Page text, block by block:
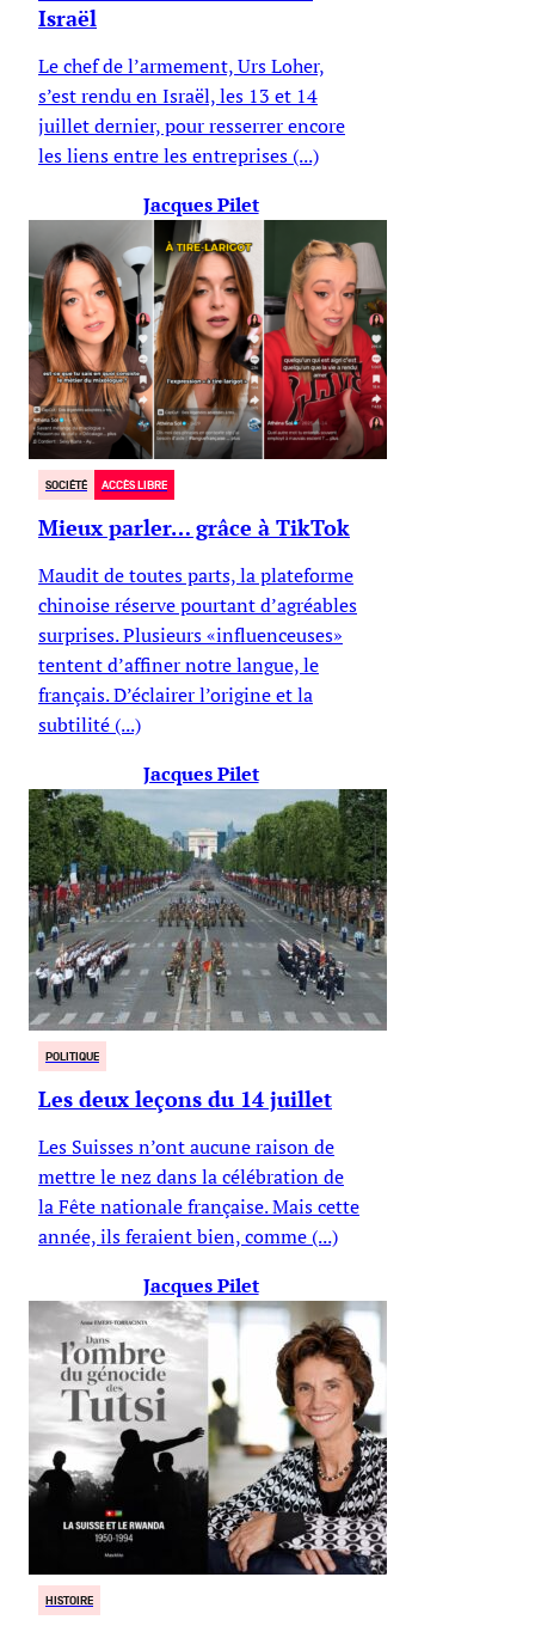
Israël
Le chef de l’armement, Urs Loher,
s’est rendu en Israël, les 13 et 14
juillet dernier, pour resserrer encore
les liens entre les entreprises (...)
Jacques Pilet
SOCIÉTÉ ACCÈS LIBRE
Mieux parler… grâce à TikTok
Maudit de toutes parts, la plateforme
chinoise réserve pourtant d’agréables
surprises. Plusieurs «influenceuses»
tentent d’affiner notre langue, le
français. D’éclairer l’origine et la
subtilité (...)
Jacques Pilet
POLITIQUE
Les deux leçons du 14 juillet
Les Suisses n’ont aucune raison de
mettre le nez dans la célébration de
la Fête nationale française. Mais cette
année, ils feraient bien, comme (...)
Jacques Pilet
HISTOIRE